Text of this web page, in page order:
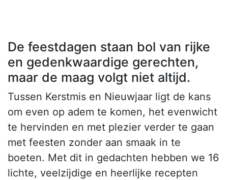
De feestdagen staan bol van rijke
en gedenkwaardige gerechten,
maar de maag volgt niet altijd.
Tussen Kerstmis en Nieuwjaar ligt de kans
om even op adem te komen, het evenwicht
te hervinden en met plezier verder te gaan
met feesten zonder aan smaak in te
boeten. Met dit in gedachten hebben we 16
lichte, veelzijdige en heerlijke recepten